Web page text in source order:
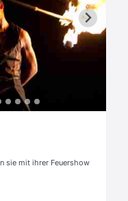
sie mit ihrer Feuershow